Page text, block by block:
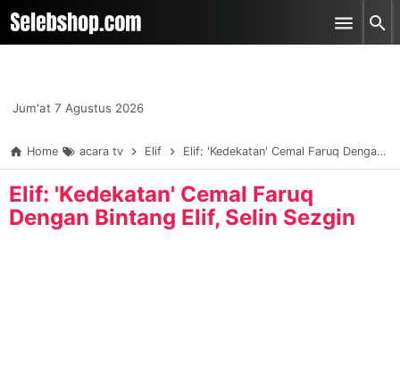
-->
Skip to main content
Jum'at 7 Agustus 2026
Home acara tv Elif Elif: 'Kedekatan' Cemal Faruq Dengan Bintang Elif, Selin Sezgin
Elif: 'Kedekatan' Cemal Faruq
Dengan Bintang Elif, Selin Sezgin